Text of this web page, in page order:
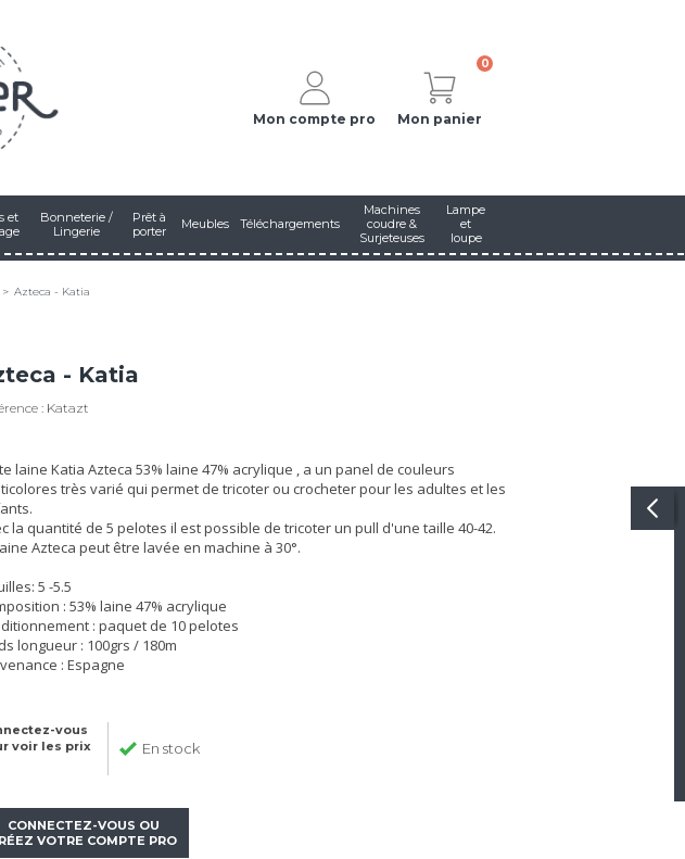
Mon compte pro
0
Mon panier
et
Bonneterie /
Lingerie
Prêt à
porter
Meubles Téléchargements
Machines
coudre &
Surjeteuses
Lampe
et
loupe
Azteca - Katia
- Katia
: Katazt
laine Katia Azteca 53% laine 47% acrylique , a un panel de couleurs
très varié qui permet de tricoter ou crocheter pour les adultes et les
la quantité de 5 pelotes il est possible de tricoter un pull d'une taille 40-42.
Azteca peut être lavée en machine à 30°.
5 -5.5
: 53% laine 47% acrylique
: paquet de 10 pelotes
longueur : 100grs / 180m
: Espagne
vous
voir les prix
En stock
CONNECTEZ-VOUS OU
VOTRE COMPTE PRO